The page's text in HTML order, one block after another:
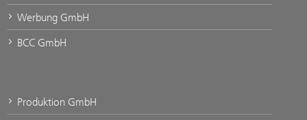
Werbung GmbH
BCC GmbH
Produktion GmbH